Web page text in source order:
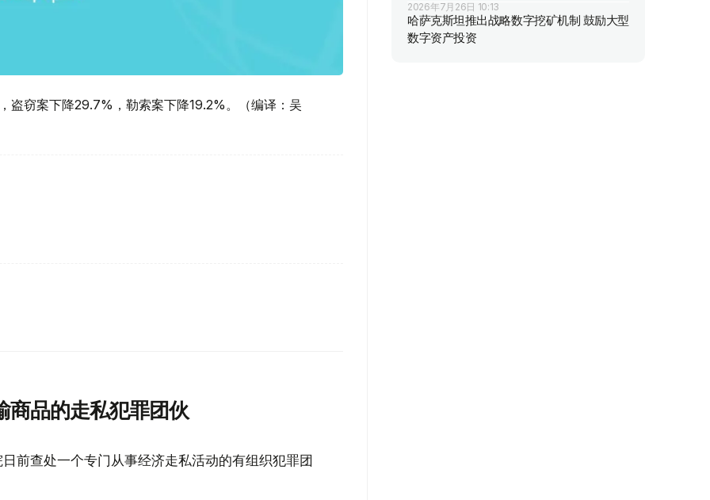
盗窃案下降29.7%，勒索案下降19.2%。（编译：吴
商品的走私犯罪团伙
前查处一个专门从事经济走私活动的有组织犯罪团
2026年7月26日 10:13
哈萨克斯坦推出战略数字挖矿机制 鼓励大型
数字资产投资